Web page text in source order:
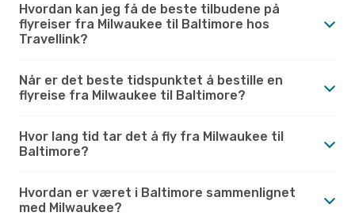
Hvordan kan jeg få de beste tilbudene på
flyreiser fra Milwaukee til Baltimore hos
Travellink?
Når er det beste tidspunktet å bestille en
flyreise fra Milwaukee til Baltimore?
Hvor lang tid tar det å fly fra Milwaukee til
Baltimore?
Hvordan er været i Baltimore sammenlignet
med Milwaukee?